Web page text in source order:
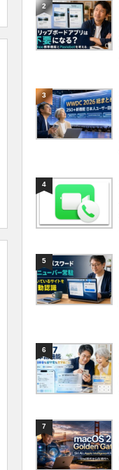
2
3
4
5
6
7